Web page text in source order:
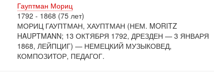
Гауптман Мориц
1792 - 1868 (75 лет)
МОРИЦ ГАУПТМАН, ХАУПТМАН (НЕМ. MORITZ
HAUPTMANN; 13 ОКТЯБРЯ 1792, ДРЕЗДЕН — 3 ЯНВАРЯ
1868, ЛЕЙПЦИГ) — НЕМЕЦКИЙ МУЗЫКОВЕД,
КОМПОЗИТОР, ПЕДАГОГ.